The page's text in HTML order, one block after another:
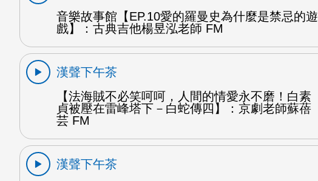
音樂故事館【EP.10愛的羅曼史為什麼是禁忌的遊
戲】：古典吉他楊昱泓老師 FM
漢聲下午茶
【法海賊不必笑呵呵，人間的情愛永不磨！白素
貞被壓在雷峰塔下－白蛇傳四】：京劇老師蘇蓓
芸 FM
漢聲下午茶